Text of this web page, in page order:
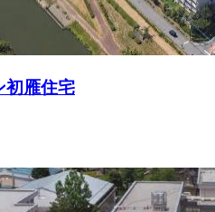
初雁住宅